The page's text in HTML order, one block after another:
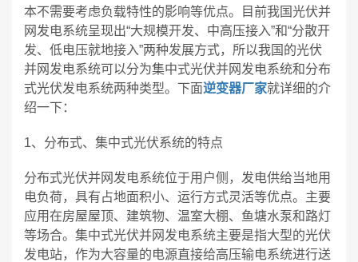
本不需要考虑负载特性的影响等优点。目前我国光伏并
网发电系统呈现出“大规模开发、中高压接入”和“分散开
发、低电压就地接入”两种发展方式，所以我国的光伏
并网发电系统可以分为集中式光伏并网发电系统和分布
式光伏发电系统两种类型。下面逆变器厂家就详细的介
绍一下：
1、分布式、集中式光伏系统的特点
分布式光伏并网发电系统位于用户侧，发电供给当地用
电负荷，具有占地面积小、运行方式灵活等优点。主要
应用在房屋屋顶、建筑物、温室大棚、鱼塘水泵和路灯
等场合。集中式光伏并网发电系统主要是指大型的光伏
发电站，作为大容量的电源直接给高压输电系统进行送